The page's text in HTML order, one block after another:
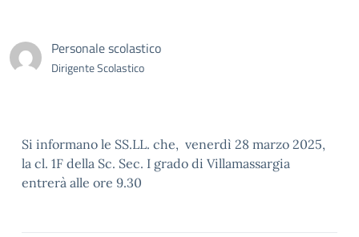
Personale scolastico
Dirigente Scolastico
Si informano le SS.LL. che, venerdì 28 marzo 2025,
la cl. 1F della Sc. Sec. I grado di Villamassargia
entrerà alle ore 9.30